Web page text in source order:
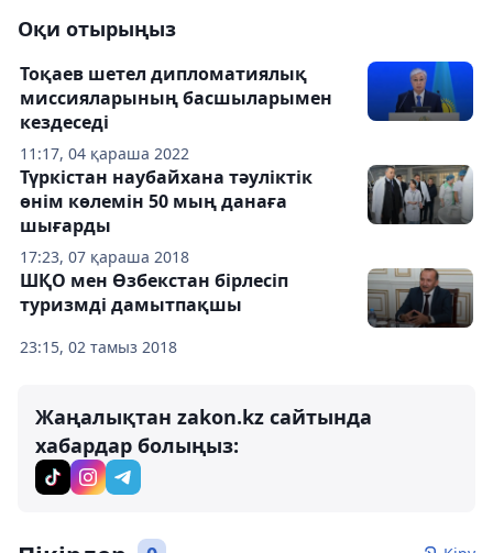
Оқи отырыңыз
11:17, 04 қараша 2022
Тоқаев шетел дипломатиялық
миссияларының басшыларымен
кездеседі
17:23, 07 қараша 2018
Түркістан наубайхана тәуліктік
өнім көлемін 50 мың данаға
шығарды
23:15, 02 тамыз 2018
ШҚО мен Өзбекстан бірлесіп
туризмді дамытпақшы
Жаңалықтан zakon.kz сайтында
хабардар болыңыз: